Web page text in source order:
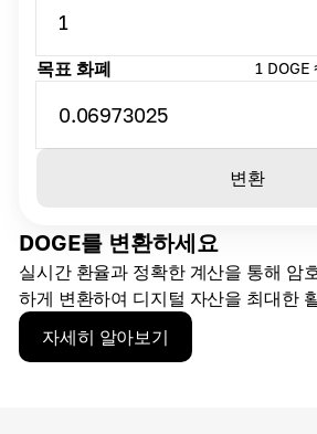
DOGE를 변환하세요
실시간 환율과 정확한 계산을 통해 암
하게 변환하여 디지털 자산을 최대한
자세히 알아보기
1
목표 화폐 1
0.06973025
변환